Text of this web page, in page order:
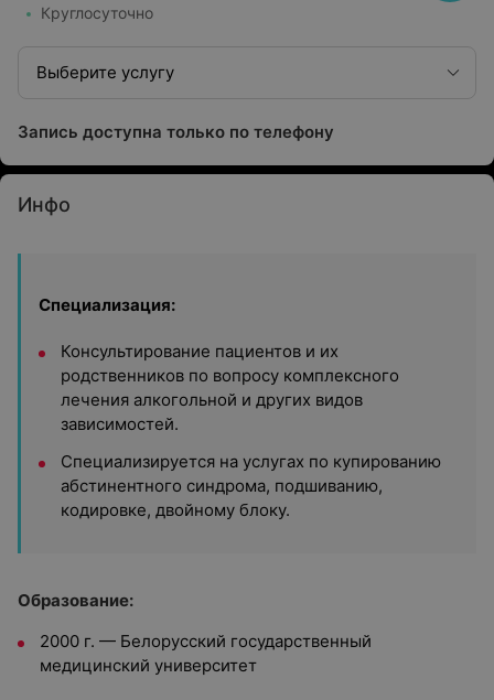
Круглосуточно
Выберите услугу
Запись доступна только по телефону
Инфо
Специализация:
Консультирование пациентов и их
родственников по вопросу комплексного
лечения алкогольной и других видов
зависимостей.
Специализируется на услугах по купированию
абстинентного синдрома, подшиванию,
кодировке, двойному блоку.
Образование:
2000 г. — Белорусский государственный
медицинский университет